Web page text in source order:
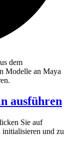
dem
Modelle an Maya
ausführen
Sie auf
und zu